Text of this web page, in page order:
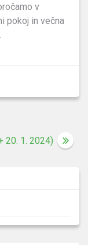
v
pokoj in večna
20. 1. 2024)